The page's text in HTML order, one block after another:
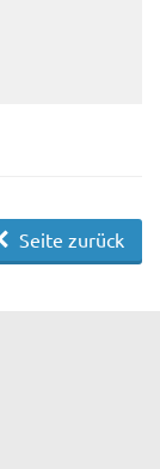
Seite zurück